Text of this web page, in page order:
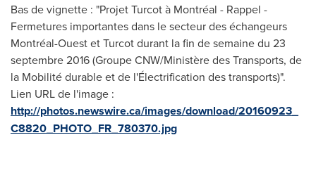
Bas de vignette : "Projet Turcot à Montréal - Rappel -
Fermetures importantes dans le secteur des échangeurs
Montréal-Ouest et Turcot durant la fin de semaine du 23
septembre 2016 (Groupe CNW/Ministère des Transports, de
la Mobilité durable et de l'Électrification des transports)".
Lien URL de l'image :
http://photos.newswire.ca/images/download/20160923_
C8820_PHOTO_FR_780370.jpg